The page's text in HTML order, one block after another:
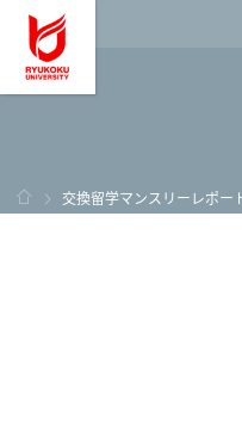
ホーム
交換留学マンスリーレポー